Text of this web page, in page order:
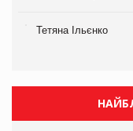
Тетяна Ільєнко